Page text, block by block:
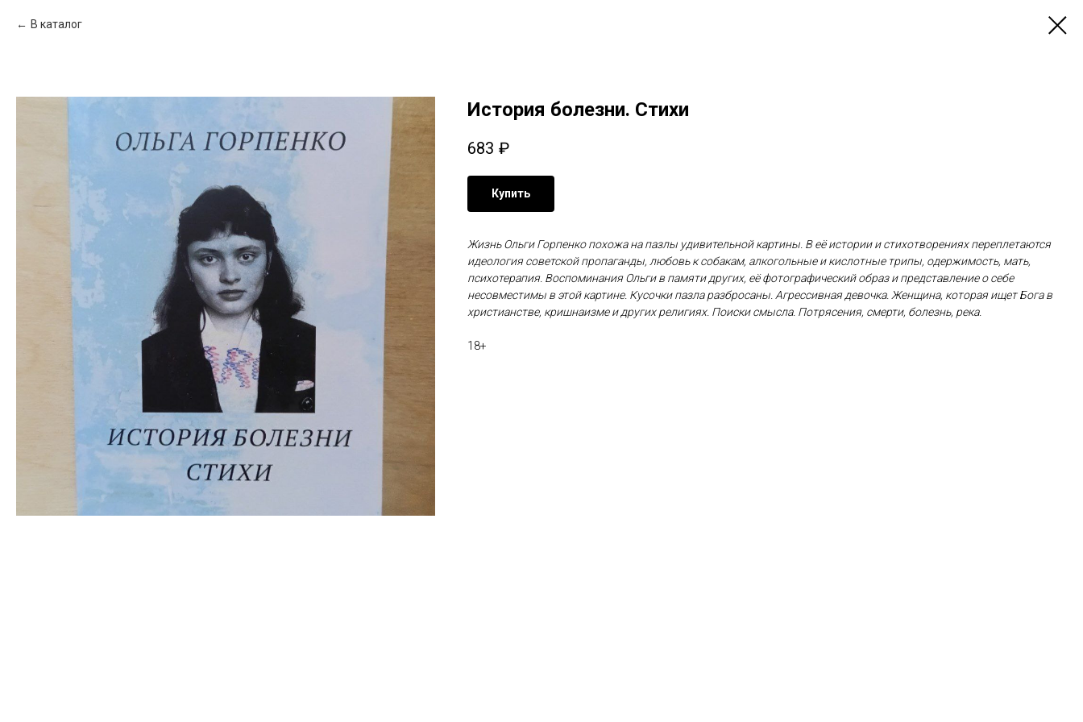
В каталог
История болезни. Стихи
683 ₽
Купить
Жизнь Ольги Горпенко похожа на пазлы удивительной картины. В её истории и стихотворениях переплетаются
идеология советской пропаганды, любовь к собакам, алкогольные и кислотные трипы, одержимость, мать,
психотерапия. Воспоминания Ольги в памяти других, её фотографический образ и представление о себе
несовместимы в этой картине. Кусочки пазла разбросаны. Агрессивная девочка. Женщина, которая ищет Бога в
христианстве, кришнаизме и других религиях. Поиски смысла. Потрясения, смерти, болезнь, река.
18+